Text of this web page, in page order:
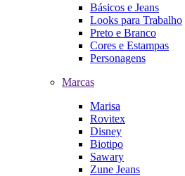
Básicos e Jeans
Looks para Trabalho
Preto e Branco
Cores e Estampas
Personagens
Marcas
Marisa
Rovitex
Disney
Biotipo
Sawary
Zune Jeans